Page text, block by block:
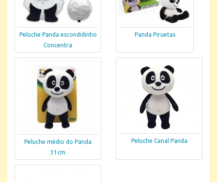
Peluche Panda escondidinho
Concentra
Panda Piruetas
Peluche médio do Panda
31cm
Peluche Canal Panda